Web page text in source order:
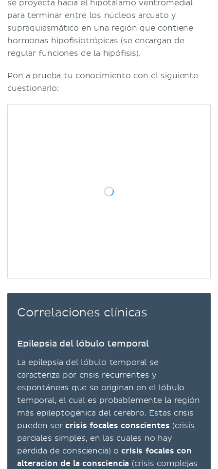
se proyecta hacia el hipotálamo ventromedial
para terminar entre los núcleos arcuato y
supraquiasmático en una región que contiene
hormonas hipofisiotrópicas (se encargan de
regular funciones de la hipófisis).
Pon a prueba tu conocimiento con el siguiente
cuestionario:
Correlaciones clínicas
Epilepsia del lóbulo temporal
La epilepsia del lóbulo temporal se
caracteriza por crisis recurrentes y
espontáneas que se originan en el lóbulo
temporal, el cual es probablemente la región
más epileptogénica del cerebro. Estas crisis
pueden sercrisis focales conscientes (crisis
parciales simples, en las cuales no hay
pérdida de consciencia) ocrisis focales con
alteración de la consciencia (crisis complejas